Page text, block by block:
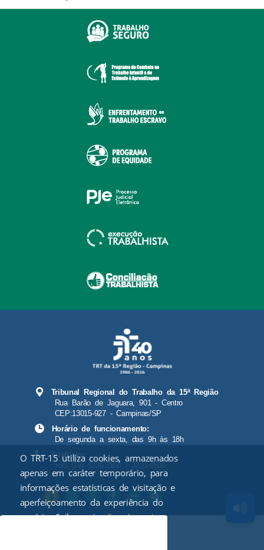
Tribunal Regional do Trabalho da 15ª Região
Rua Barão de Jaguara, 901 - Centro
CEP:13015-927 - Campinas/SP
Horário de funcionamento:
De segunda a sexta, das 9h às 18h
Telefones:
+55 (19) 3236-2100 / 3231-9500
O TRT-15 utiliza cookies, armazenados
apenas em caráter temporário, para
informações estatísticas de visitação e
aperfeiçoamento da experiência do
usuário. Saiba maisclicando aqui.